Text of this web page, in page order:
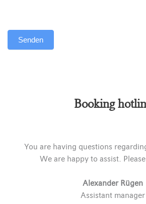
Senden
Booking
You are having questions
We are happy to assist.
Alexander Rügen
Assistant manager